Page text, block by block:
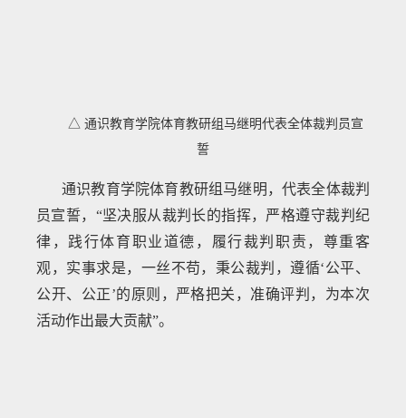
△ 通识教育学院体育教研组马继明代表全体裁判员宣
誓
通识教育学院体育教研组马继明，代表全体裁判
员宣誓，“坚决服从裁判长的指挥，严格遵守裁判纪
律，践行体育职业道德，履行裁判职责，尊重客
观，实事求是，一丝不苟，秉公裁判，遵循‘公平、
公开、公正’的原则，严格把关，准确评判，为本次
活动作出最大贡献”。